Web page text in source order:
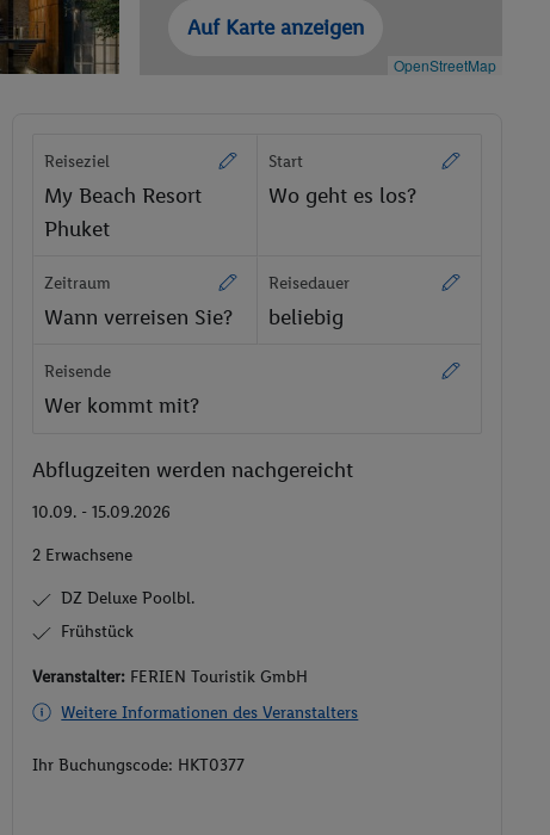
OpenStreetMap
Auf Karte anzeigen
Reiseziel
My Beach Resort
Phuket
Start
Wo geht es los?
Zeitraum
Wann verreisen Sie?
Reisedauer
beliebig
Reisende
Wer kommt mit?
Abflugzeiten werden nachgereicht
10.09. - 15.09.2026
2 Erwachsene
DZ Deluxe Poolbl.
Frühstück
Veranstalter: FERIEN Touristik GmbH
Weitere Informationen des Veranstalters
Ihr Buchungscode: HKT0377